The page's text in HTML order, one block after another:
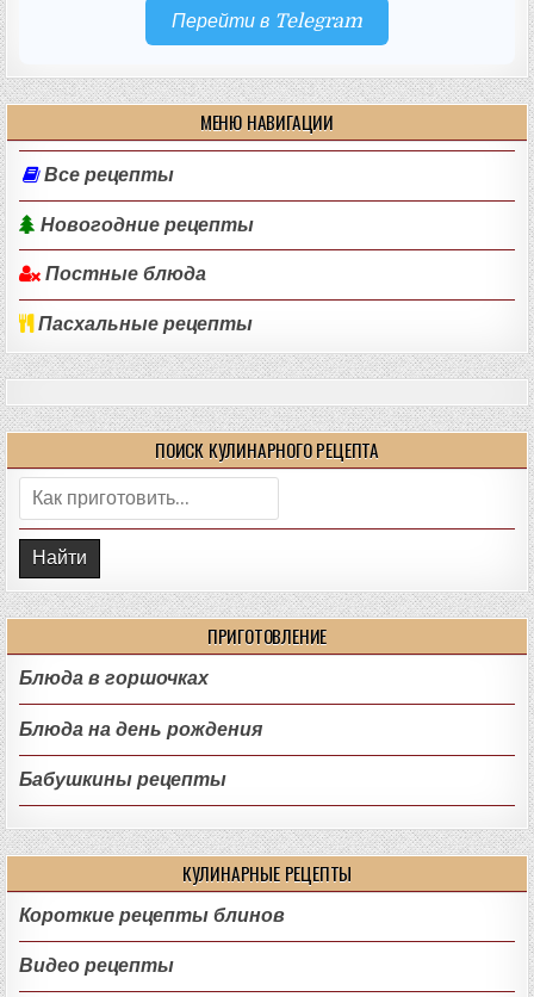
Перейти в Telegram
МЕНЮ НАВИГАЦИИ
Все рецепты
Новогодние рецепты
Постные блюда
Пасхальные рецепты
ПОИСК КУЛИНАРНОГО РЕЦЕПТА
Поиск:
ПРИГОТОВЛЕНИЕ
Блюда в горшочках
Блюда на день рождения
Бабушкины рецепты
КУЛИНАРНЫЕ РЕЦЕПТЫ
Короткие рецепты блинов
Видео рецепты